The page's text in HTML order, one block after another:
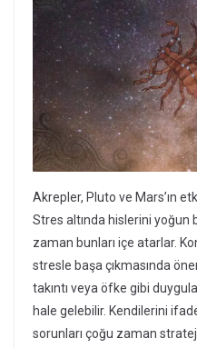
Akrepler, Pluto ve Mars’ın
Stres altında hislerini yoğun
zaman bunları içe atarlar.
stresle başa çıkmasında
takıntı veya öfke gibi
hale gelebilir. Kendilerini
sorunları çoğu zaman